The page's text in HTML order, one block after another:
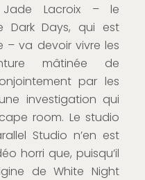
Jade Lacroix – le
Dark Days, qui est
– va devoir vivre les
mâtinée de
par les
investigation qui
room. Le studio
Studio n’en est
horri que, puisqu’il
de White Night